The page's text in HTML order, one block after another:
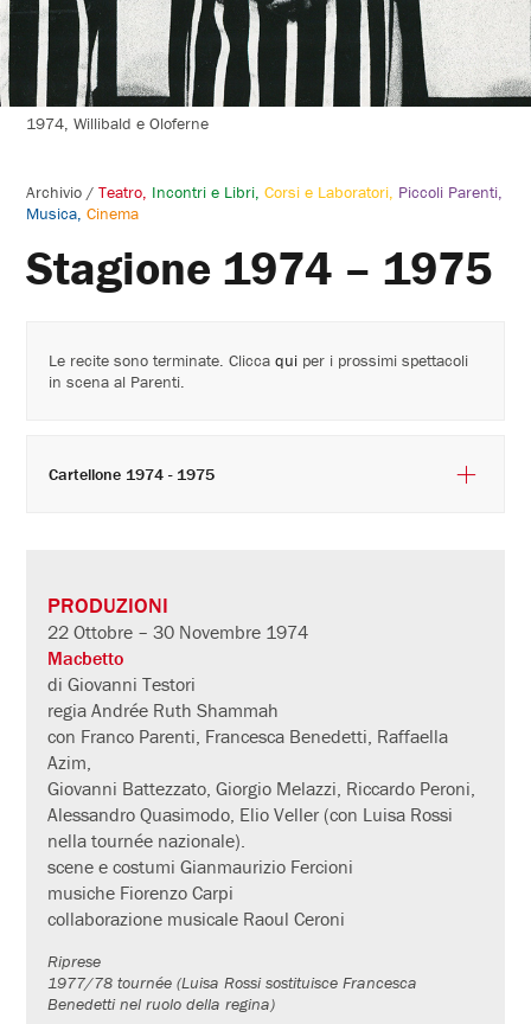
1974, Willibald e Oloferne
Archivio /Teatro Incontri e Libri Corsi e Laboratori Piccoli Parenti
Musica Cinema
Stagione 1974 – 1975
PRODUZIONI
22 Ottobre – 30 Novembre 1974
Macbetto
di Giovanni Testori
regia Andrée Ruth Shammah
con Franco Parenti, Francesca Benedetti, Raffaella
Azim,
Giovanni Battezzato, Giorgio Melazzi, Riccardo Peroni,
Alessandro Quasimodo, Elio Veller (con Luisa Rossi
nella tournée nazionale).
scene e costumi Gianmaurizio Fercioni
musiche Fiorenzo Carpi
collaborazione musicale Raoul Ceroni
Riprese
1977/78 tournée (Luisa Rossi sostituisce Francesca
Benedetti nel ruolo della regina)
Le recite sono terminate. Cliccaqui per i prossimi spettacoli
in scena al Parenti.
Cartellone 1974 - 1975